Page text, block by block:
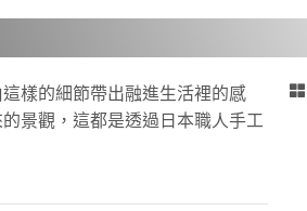
樣的細節帶出融進生活裡的感
景觀，這都是透過日本職人手工